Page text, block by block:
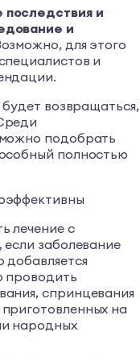
и
и
для этого
и
возвращаться,
подобрать
полностью
лечение с
если заболевание
проводить
спринцевания
на
народных